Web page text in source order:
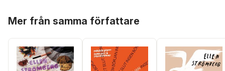
Mer från samma författare